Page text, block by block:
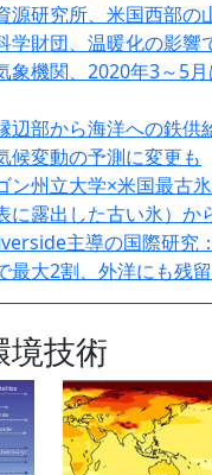
源研究所、米国西部の
学財団、温暖化の影
象機関、2020年3～5
辺部から海洋への鉄
候変動の予測に変更も
ン州立大学×米国最古
に露出した古い氷）
主導の国際研
最大2割、外洋にも残留
境技術